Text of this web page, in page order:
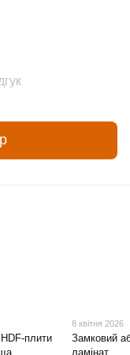
плити
8 квітня 2026
Замковий
ламінат